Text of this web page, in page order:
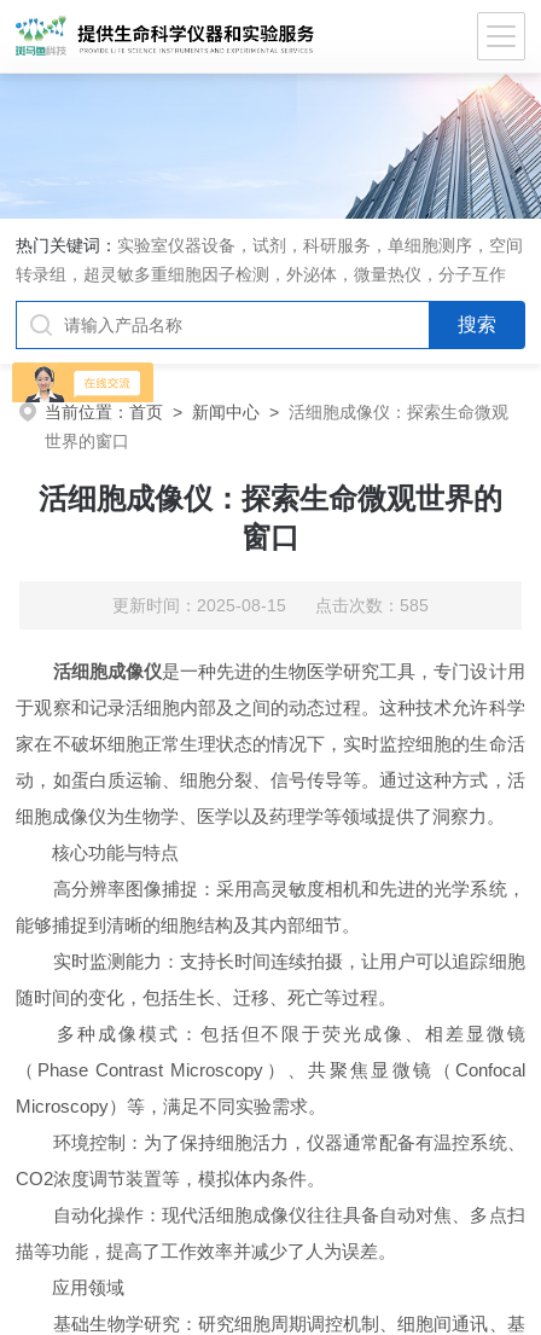
热门关键词： 实验室仪器设备，试剂，科研服务，单细胞测序，空间
转录组，超灵敏多重细胞因子检测，外泌体，微量热仪，分子互作
仪，活细胞成像
当前位置：首页 > 新闻中心 >活细胞成像仪：探索生命微观
世界的窗口
活细胞成像仪：探索生命微观世界的
窗口
更新时间：2025-08-15 点击次数：585
活细胞成像仪是一种先进的生物医学研究工具，专门设计用
于观察和记录活细胞内部及之间的动态过程。这种技术允许科学
家在不破坏细胞正常生理状态的情况下，实时监控细胞的生命活
动，如蛋白质运输、细胞分裂、信号传导等。通过这种方式，活
细胞成像仪为生物学、医学以及药理学等领域提供了洞察力。
核心功能与特点
高分辨率图像捕捉：采用高灵敏度相机和先进的光学系统，
能够捕捉到清晰的细胞结构及其内部细节。
实时监测能力：支持长时间连续拍摄，让用户可以追踪细胞
随时间的变化，包括生长、迁移、死亡等过程。
多种成像模式：包括但不限于荧光成像、相差显微镜
（Phase Contrast Microscopy）、共聚焦显微镜（Confocal
Microscopy）等，满足不同实验需求。
环境控制：为了保持细胞活力，仪器通常配备有温控系统、
CO2浓度调节装置等，模拟体内条件。
自动化操作：现代活细胞成像仪往往具备自动对焦、多点扫
描等功能，提高了工作效率并减少了人为误差。
应用领域
基础生物学研究：研究细胞周期调控机制、细胞间通讯、基